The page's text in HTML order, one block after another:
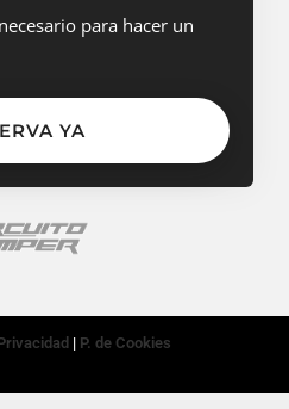
para hacer un
YA
| P. de Cookies